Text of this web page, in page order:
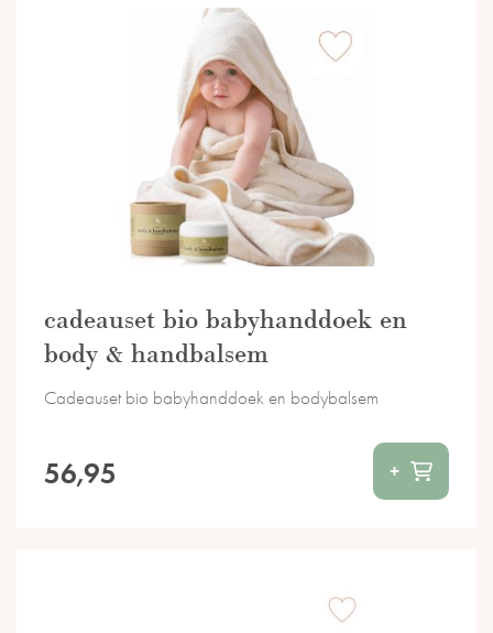
cadeauset bio babyhanddoek en
body & handbalsem
56,95 +
Cadeauset bio babyhanddoek en bodybalsem